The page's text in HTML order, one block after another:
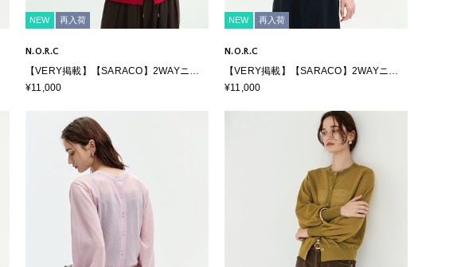
NEW 再入荷
N.O.R.C
【VERY掲載】【SARACO】2WAYニッ
トカーディガン
¥11,000
NEW 再入荷
N.O.R.C
【VERY掲載】【SARACO】2WAYニッ
トカーディガン
¥11,000